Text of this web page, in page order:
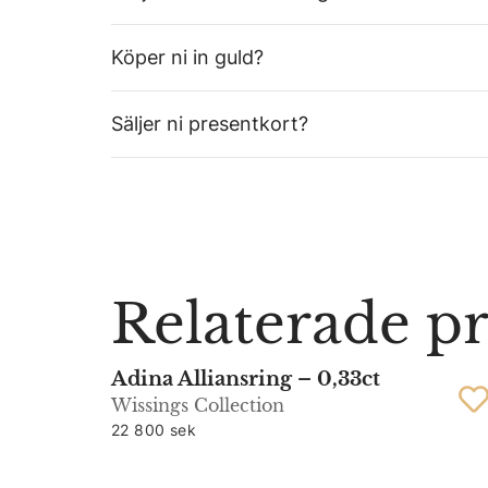
Köper ni in guld?
Säljer ni presentkort?
Relaterade
Adina Alliansring – 0,33ct
Wissings Collection
22 800 sek